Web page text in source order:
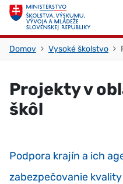
Skočiť na obsah
Domov Vysoké školstvo
Projekty v
škôl
Podpora krajín a ich
zabezpečovanie
Skočiť na začiatok stránky